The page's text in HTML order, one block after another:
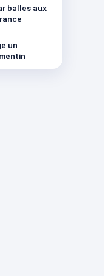
balles aux
un